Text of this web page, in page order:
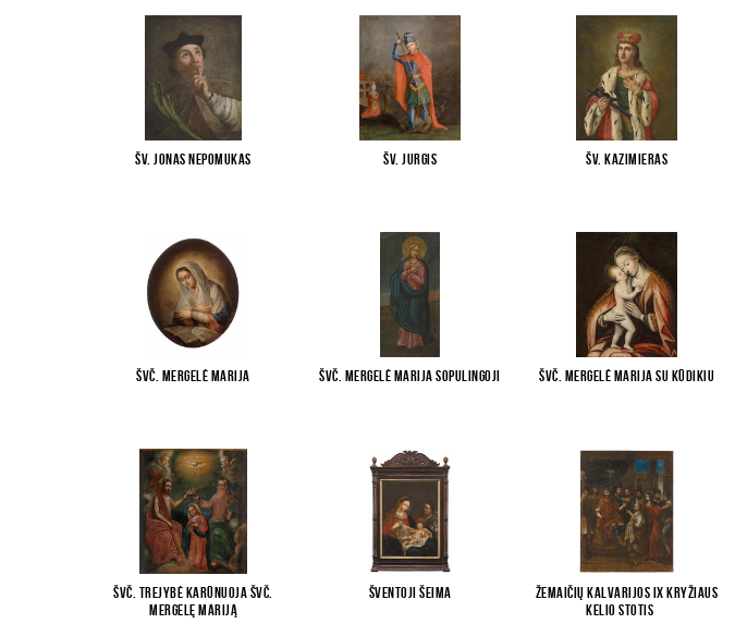
Šv. Jonas Nepomukas Šv. Jurgis Šv. Kazimieras
Švč. Mergelė Marija Švč. Mergelė Marija Sopulingoji Švč. Mergelė Marija su Kūdikiu
Švč. Trejybė karūnuoja švč.
Mergelę Mariją
Šventoji Šeima
Žemaičių Kalvarijos IX Kryžiaus
kelio stotis